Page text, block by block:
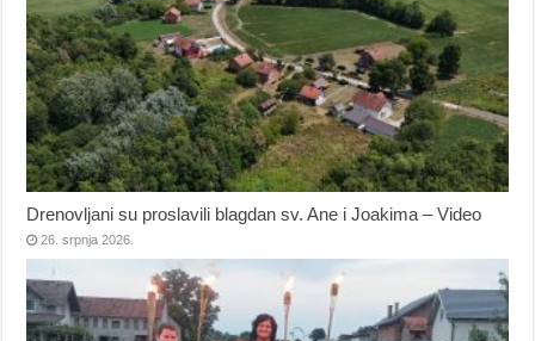
Drenovljani su proslavili blagdan sv. Ane i Joakima – Video
26. srpnja 2026.